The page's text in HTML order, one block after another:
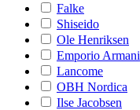
Falke
Shiseido
Ole Henriksen
Emporio Armani
Lancome
OBH Nordica
Ilse Jacobsen